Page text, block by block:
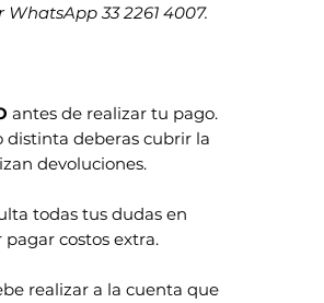
WhatsApp 33 2261 4007.
antes de realizar tu pago.
distinta deberas cubrir la
devoluciones.
todas tus dudas en
costos extra.
realizar a la cuenta que